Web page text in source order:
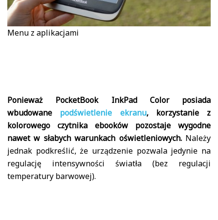
Menu z aplikacjami
Ponieważ PocketBook InkPad Color posiada
wbudowane podświetlenie ekranu, korzystanie z
kolorowego czytnika ebooków pozostaje wygodne
nawet w słabych warunkach oświetleniowych.Należy
jednak podkreślić, że urządzenie pozwala jedynie na
regulację intensywności światła (bez regulacji
temperatury barwowej).